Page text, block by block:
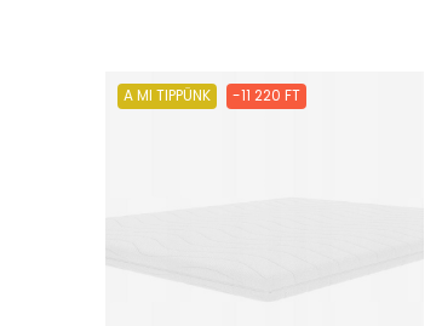
A MI TIPPÜNK -11 220 FT